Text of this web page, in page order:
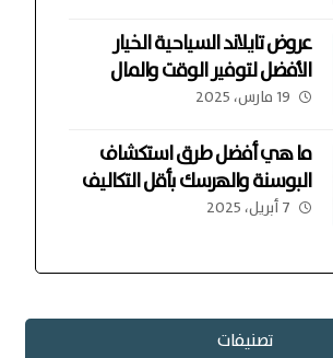
عروض تايلاند السياحية الخيار
الأفضل لتوفير الوقت والمال
19 مارس، 2025
ما هي أفضل طرق استكشاف
البوسنة والهرسك بأقل التكاليف
7 أبريل، 2025
تصنيفات